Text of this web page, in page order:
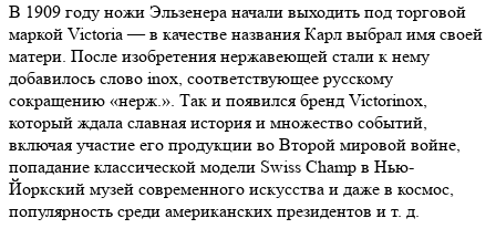
В 1909 году ножи Эльзенера начали выходить под торговой
маркой Victoria — в качестве названия Карл выбрал имя своей
матери. После изобретения нержавеющей стали к нему
добавилось слово inox, соответствующее русскому
сокращению «нерж.». Так и появился бренд Victorinox,
который ждала славная история и множество событий,
включая участие его продукции во Второй мировой войне,
попадание классической модели Swiss Champ в Нью-
Йоркский музей современного искусства и даже в космос,
популярность среди американских президентов и т. д.